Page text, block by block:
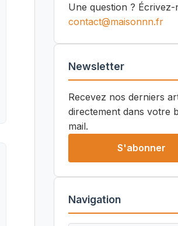
Une question ? Écrivez-
contact@maisonnn.fr
Newsletter
Recevez nos derniers
directement dans votre
mail.
S'abonner
Navigation